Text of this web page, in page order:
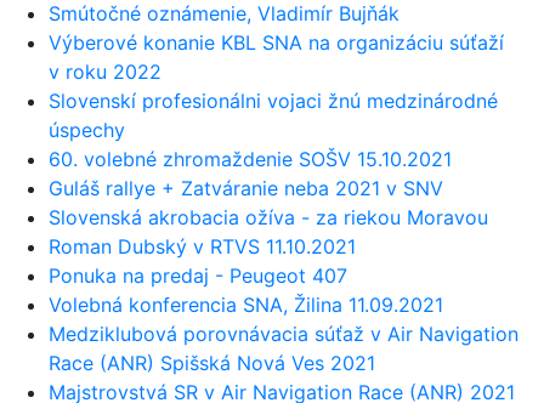
Smútočné oznámenie, Vladimír Bujňák
Výberové konanie KBL SNA na organizáciu súťaží
v roku 2022
Slovenskí profesionálni vojaci žnú medzinárodné
úspechy
60. volebné zhromaždenie SOŠV 15.10.2021
Guláš rallye + Zatváranie neba 2021 v SNV
Slovenská akrobacia ožíva - za riekou Moravou
Roman Dubský v RTVS 11.10.2021
Ponuka na predaj - Peugeot 407
Volebná konferencia SNA, Žilina 11.09.2021
Medziklubová porovnávacia súťaž v Air Navigation
Race (ANR) Spišská Nová Ves 2021
Majstrovstvá SR v Air Navigation Race (ANR) 2021